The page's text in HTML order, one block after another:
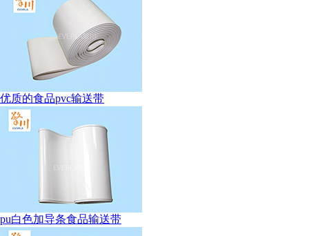
优质的食品pvc输送带
pu白色加导条食品输送带